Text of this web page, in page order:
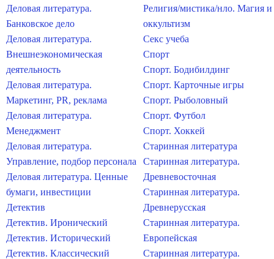
Деловая литература.
Банковское дело
Деловая литература.
Внешнеэкономическая
деятельность
Деловая литература.
Маркетинг, PR, реклама
Деловая литература.
Менеджмент
Деловая литература.
Управление, подбор персонала
Деловая литература. Ценные
бумаги, инвестиции
Детектив
Детектив. Иронический
Детектив. Исторический
Детектив. Классический
Религия/мистика/нло. Магия и
оккультизм
Секс учеба
Спорт
Спорт. Бодибилдинг
Спорт. Карточные игры
Спорт. Рыболовный
Спорт. Футбол
Спорт. Хоккей
Старинная литература
Старинная литература.
Древневосточная
Старинная литература.
Древнерусская
Старинная литература.
Европейская
Старинная литература.